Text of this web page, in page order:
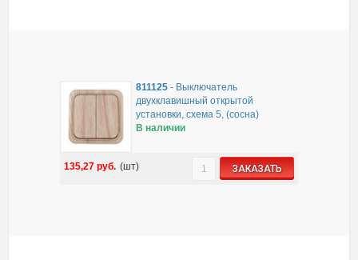
811125- Выключатель
двухклавишный открытой
установки, схема 5, (сосна)
В наличии
135,27 руб. (шт) ЗАКАЗАТЬ